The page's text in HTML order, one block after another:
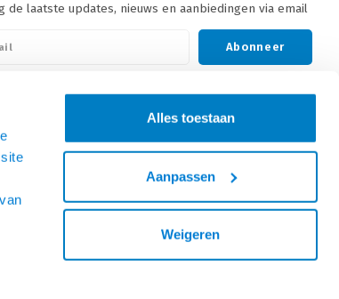
Alles toestaan
Aanpassen
Weigeren
de laatste updates, nieuws en aanbiedingen via email
Abonneer